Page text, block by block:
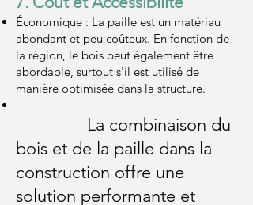
Économique : La paille est un matériau
abondant et peu coûteux. En fonction de
la région, le bois peut également être
abordable, surtout s'il est utilisé de
manière optimisée dans la structure.
La combinaison du
bois et de la paille dans la
construction offre une
solution performante et